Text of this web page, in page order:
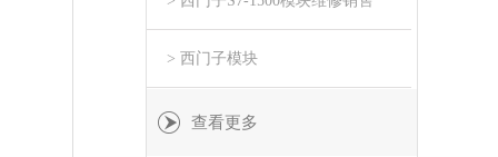
> 西门子模块
查看更多